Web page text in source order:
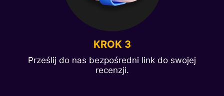
KROK 3
Prześlij do nas bezpośredni link do swojej
recenzji.